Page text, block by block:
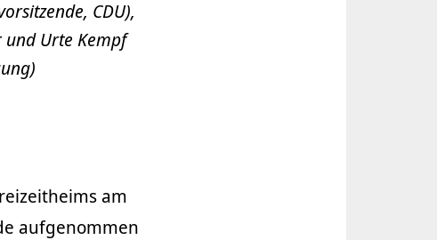
CDU),
und Urte Kempf
am
aufgenommen